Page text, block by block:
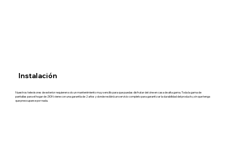
Nuestros televisores de exterior requieren solo un mantenimiento muy sencillo para que puedas disfrutar del cine en casa de alta gama. Toda la gama de
pantallas para el hogar de ZION viene con una garantía de 2 años y donde recibirá un servicio completo para garantizar la durabilidad del producto, sin que tenga
que preocuparse por nada.
Instalación